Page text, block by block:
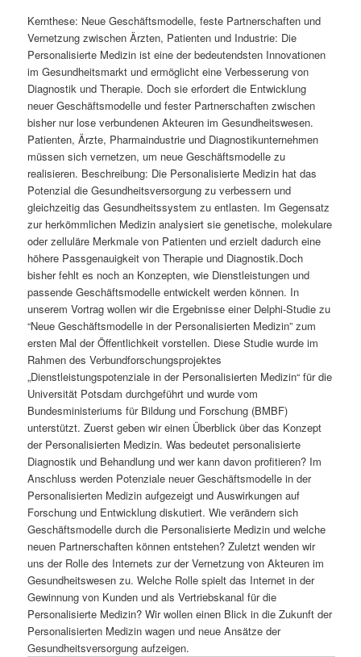
Kernthese: Neue Geschäftsmodelle, feste Partnerschaften und
Vernetzung zwischen Ärzten, Patienten und Industrie: Die
Personalisierte Medizin ist eine der bedeutendsten Innovationen
im Gesundheitsmarkt und ermöglicht eine Verbesserung von
Diagnostik und Therapie. Doch sie erfordert die Entwicklung
neuer Geschäftsmodelle und fester Partnerschaften zwischen
bisher nur lose verbundenen Akteuren im Gesundheitswesen.
Patienten, Ärzte, Pharmaindustrie und Diagnostikunternehmen
müssen sich vernetzen, um neue Geschäftsmodelle zu
realisieren. Beschreibung: Die Personalisierte Medizin hat das
Potenzial die Gesundheitsversorgung zu verbessern und
gleichzeitig das Gesundheitssystem zu entlasten. Im Gegensatz
zur herkömmlichen Medizin analysiert sie genetische, molekulare
oder zelluläre Merkmale von Patienten und erzielt dadurch eine
höhere Passgenauigkeit von Therapie und Diagnostik.Doch
bisher fehlt es noch an Konzepten, wie Dienstleistungen und
passende Geschäftsmodelle entwickelt werden können. In
unserem Vortrag wollen wir die Ergebnisse einer Delphi-Studie zu
“Neue Geschäftsmodelle in der Personalisierten Medizin” zum
ersten Mal der Öffentlichkeit vorstellen. Diese Studie wurde im
Rahmen des Verbundforschungsprojektes
„Dienstleistungspotenziale in der Personalisierten Medizin“ für die
Universität Potsdam durchgeführt und wurde vom
Bundesministeriums für Bildung und Forschung (BMBF)
unterstützt. Zuerst geben wir einen Überblick über das Konzept
der Personalisierten Medizin. Was bedeutet personalisierte
Diagnostik und Behandlung und wer kann davon profitieren? Im
Anschluss werden Potenziale neuer Geschäftsmodelle in der
Personalisierten Medizin aufgezeigt und Auswirkungen auf
Forschung und Entwicklung diskutiert. Wie verändern sich
Geschäftsmodelle durch die Personalisierte Medizin und welche
neuen Partnerschaften können entstehen? Zuletzt wenden wir
uns der Rolle des Internets zur der Vernetzung von Akteuren im
Gesundheitswesen zu. Welche Rolle spielt das Internet in der
Gewinnung von Kunden und als Vertriebskanal für die
Personalisierte Medizin? Wir wollen einen Blick in die Zukunft der
Personalisierten Medizin wagen und neue Ansätze der
Gesundheitsversorgung aufzeigen.